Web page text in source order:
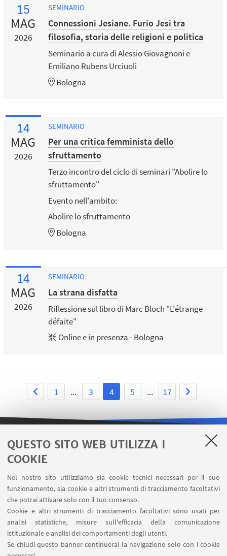
QUESTO SITO WEB UTILIZZA I
COOKIE
Nel nostro sito utilizziamo sia cookie tecnici necessari per il suo
funzionamento, sia cookie e altri strumenti di tracciamento facoltativi
che potrai attivare solo con il tuo consenso.
Cookie e altri strumenti di tracciamento facoltativi sono usati per
analisi statistiche, misure sull'efficacia della comunicazione
istituzionale e analisi dei comportamenti degli utenti.
Se chiudi questo banner continuerai la navigazione solo con i cookie
15
MAG
2026
SEMINARIO
Connessioni Jesiane. Furio Jesi tra
filosofia, storia delle religioni e politica
Seminario a cura di Alessio Giovagnoni e
Emiliano Rubens Urciuoli
Bologna
14
MAG
2026
SEMINARIO
Per una critica femminista dello
sfruttamento
Terzo incontro del ciclo di seminari "Abolire lo
sfruttamento"
Evento nell'ambito:
Abolire lo sfruttamento
Bologna
14
MAG
2026
SEMINARIO
La strana disfatta
Riflessione sul libro di Marc Bloch "L'étrange
défaite"
Online e in presenza - Bologna
1 ... 3 4 5 ... 17
LINK UTILI
Contatti
Carta dei servizi
SEGUI IL DIPARTIMENTO SU: